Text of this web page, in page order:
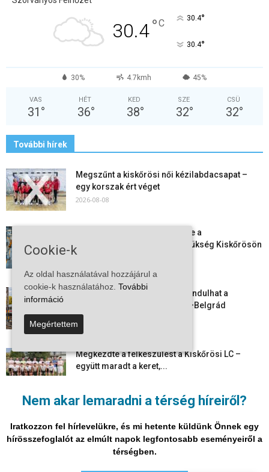
Nem akar lemaradni a térség híreiről?
Iratkozzon fel hírlevelükre, és mi hetente küldünk Önnek egy
hírösszefoglalót az elmúlt napok legfontosabb eseményeiről a
térségben.
30.4°C 30.4°
30.4°
30% 4.7kmh 45%
VAS
31 °
HÉT
36°
KED
38°
SZE
32°
CSÜ
32°
További hírek
Megszűnt a kiskőrösi női kézilabdacsapat –
egy korszak ért véget
2026-08-08
Aktuális állásajánlatok: ezekre a
munkavállalókra van most szükség Kiskőrösön
és a...
2026-08-07
Vitézy Dávid: már ősszel újraindulhat a
személyszállítás a Budapest–Belgrád
vasútvonalon
Megkezdte a felkészülést a Kiskőrösi LC –
együtt maradt a keret,...
szabadulni a kontinens a...
2026-08-05
Cookie-k
Az oldal használatával hozzájárul a
cookie-k használatához. További
információ
Megértettem